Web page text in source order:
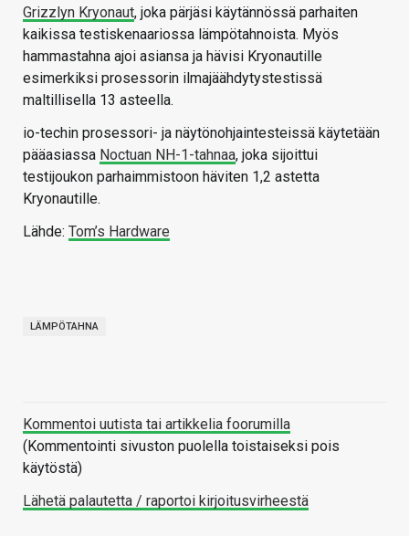
Grizzlyn Kryonaut, joka pärjäsi käytännössä parhaiten
kaikissa testiskenaariossa lämpötahnoista. Myös
hammastahna ajoi asiansa ja hävisi Kryonautille
esimerkiksi prosessorin ilmajäähdytystestissä
maltillisella 13 asteella.
io-techin prosessori- ja näytönohjaintesteissä käytetään
pääasiassa Noctuan NH-1-tahnaa, joka sijoittui
testijoukon parhaimmistoon häviten 1,2 astetta
Kryonautille.
Lähde: Tom’s Hardware
LÄMPÖTAHNA
Kommentoi uutista tai artikkelia foorumilla
(Kommentointi sivuston puolella toistaiseksi pois
käytöstä)
Lähetä palautetta / raportoi kirjoitusvirheestä